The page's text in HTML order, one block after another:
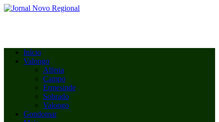
Início
Valongo
Alfena
Campo
Ermesinde
Sobrado
Valongo
Gondomar